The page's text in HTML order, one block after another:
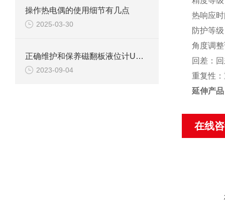
操作热电偶的使用细节有几点
2025-03-30
正确维护和保养磁翻板液位计UQC的具体方法和步骤
2023-09-04
热响应
防护等
角度调
回差：
重复性
延伸产
在线